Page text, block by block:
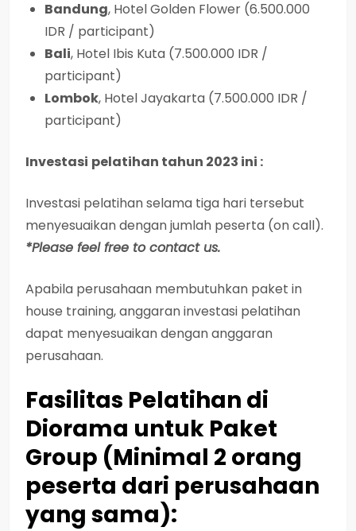
Bandung, Hotel Golden Flower (6.500.000
IDR / participant)
Bali, Hotel Ibis Kuta (7.500.000 IDR /
participant)
Lombok, Hotel Jayakarta (7.500.000 IDR /
participant)
Investasi pelatihan tahun 2023 ini :
Investasi pelatihan selama tiga hari tersebut
menyesuaikan dengan jumlah peserta (on call).
*Please feel free to contact us.
Apabila perusahaan membutuhkan paket in
house training, anggaran investasi pelatihan
dapat menyesuaikan dengan anggaran
perusahaan.
Fasilitas Pelatihan di
Diorama untuk Paket
Group (Minimal 2 orang
peserta dari perusahaan
yang sama):